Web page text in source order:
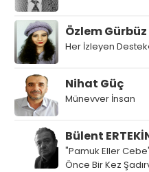
Özlem Gürbüz
Her İzleyen
Nihat Güç
Münevver İnsan
Bülent
"Pamuk Eller
Önce Bir Kez